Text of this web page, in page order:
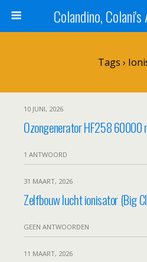
Colandino,
Tags ›
10 JUNI, 2026
Ozongenerator HF258
1 ANTWOORD
31 MAART, 2026
Zelfbouw lucht ionisator (Big
GEEN ANTWOORDEN
11 MAART, 2026